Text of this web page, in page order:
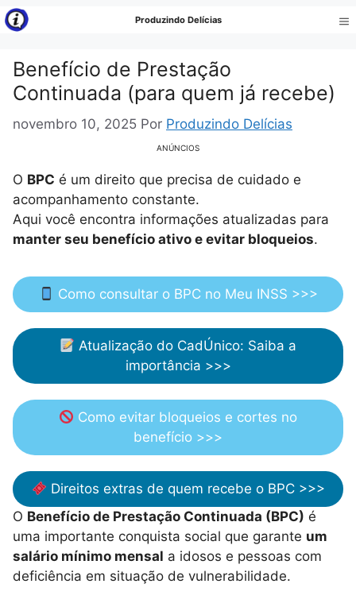
Pular
para
conteúdo
Produzindo Delícias
Benefício de Prestação
Continuada (para quem já recebe)
novembro 10, 2025 Por Produzindo Delícias
ANÚNCIOS
O BPC é um direito que precisa de cuidado e
acompanhamento constante.
Aqui você encontra informações atualizadas para
manter seu benefício ativo e evitar bloqueios.
Como consultar o BPC no Meu INSS >>>
Atualização do CadÚnico: Saiba a
importância >>>
Como evitar bloqueios e cortes no
benefício >>>
Direitos extras de quem recebe o BPC >>>
O Benefício de Prestação Continuada (BPC) é
uma importante conquista social que garante um
salário mínimo mensal a idosos e pessoas com
deficiência em situação de vulnerabilidade.